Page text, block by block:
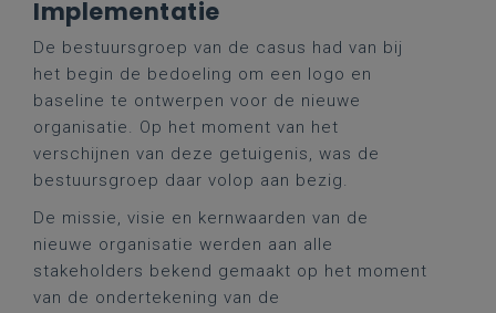
Implementatie
De bestuursgroep van de casus had van bij
het begin de bedoeling om een logo en
baseline te ontwerpen voor de nieuwe
organisatie. Op het moment van het
verschijnen van deze getuigenis, was de
bestuursgroep daar volop aan bezig.
De missie, visie en kernwaarden van de
nieuwe organisatie werden aan alle
stakeholders bekend gemaakt op het moment
van de ondertekening van de